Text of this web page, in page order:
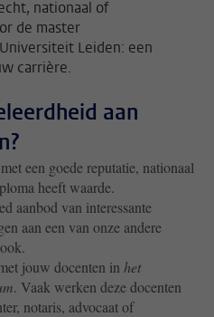
nationaal of
de master
Leiden: een
carrière.
aan
een goede reputatie, nationaal
heeft waarde.
aanbod van interessante
aan een van onze andere
jouw docenten in het
. Vaak werken deze docenten
notaris, advocaat of